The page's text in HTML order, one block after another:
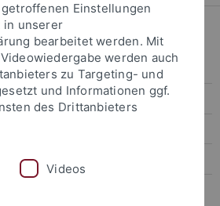
... Im Studium
Einstellungen
in unserer
bearbeitet werden. Mit
werden auch
zu Targeting- und
und Informationen ggf.
des Drittanbieters
Videos